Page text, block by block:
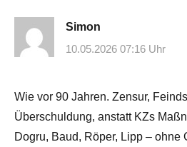
Simon
10.05.2026 07:16 Uhr
Wie vor 90 Jahren. Zensur,
Überschuldung, anstatt KZs
Dogru, Baud, Röper, Lipp – ohne